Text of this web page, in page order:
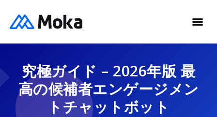
究極ガイド – 2026年版 最
高の候補者エンゲージメン
トチャットボット